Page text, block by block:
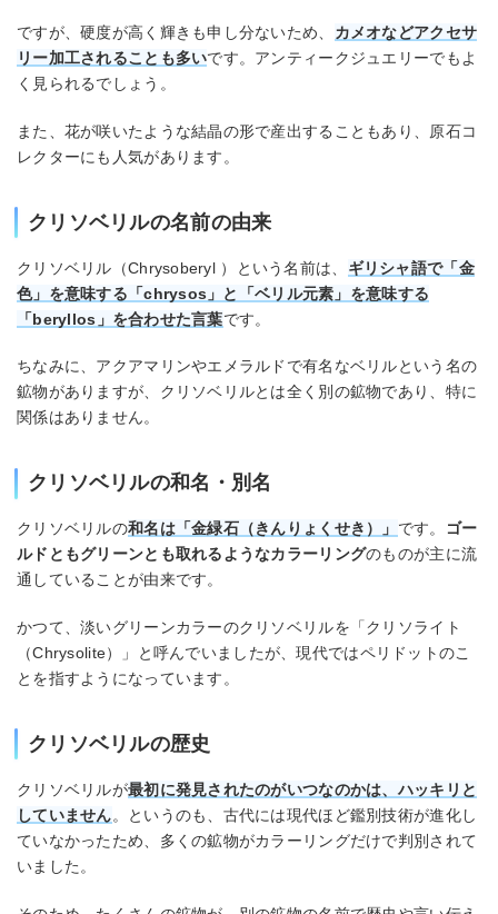
ですが、硬度が高く輝きも申し分ないため、 カメオなどアクセサ
リー加工されることも多いです。アンティークジュエリーでもよ
く見られるでしょう。
また、花が咲いたような結晶の形で産出することもあり、原石コ
レクターにも人気があります。
クリソベリルの名前の由来
クリソベリル（Chrysoberyl ）という名前は、 ギリシャ語で「金
色」を意味する「chrysos」と「ベリル元素」を意味する
「beryllos」を合わせた言葉です。
ちなみに、アクアマリンやエメラルドで有名なベリルという名の
鉱物がありますが、クリソベリルとは全く別の鉱物であり、特に
関係はありません。
クリソベリルの和名・別名
クリソベリルの和名は「金緑石（きんりょくせき）」 です。 ゴー
ルドともグリーンとも取れるようなカラーリングのものが主に流
通していることが由来です。
かつて、淡いグリーンカラーのクリソベリルを「クリソライト
（Chrysolite）」と呼んでいましたが、現代ではペリドットのこ
とを指すようになっています。
クリソベリルの歴史
クリソベリルが最初に発見されたのがいつなのかは、ハッキリと
していません。というのも、古代には現代ほど鑑別技術が進化し
ていなかったため、多くの鉱物がカラーリングだけで判別されて
いました。